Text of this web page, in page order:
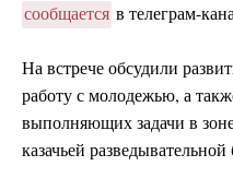
сообщается в телеграм-
На встрече обсудили
работу с молодежью, а
выполняющих задачи в
казачьей